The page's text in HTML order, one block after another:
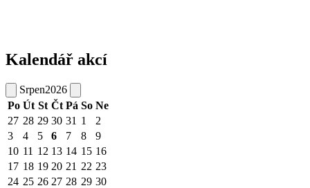
Kalendář akcí
Srpen2026
Po Út St Čt Pá So Ne
27 28 29 30 31 1
2
3
4 5 6 7 8
9
10 11 12 13 14 15 16
17 18 19 20 21 22 23
24 25 26 27 28 29 30